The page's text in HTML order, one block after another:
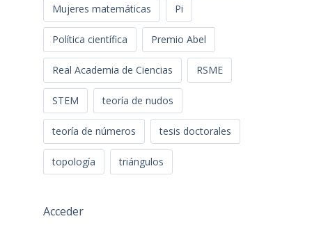
Mujeres matemáticas Pi
Política científica Premio Abel
Real Academia de Ciencias RSME
STEM teoría de nudos
teoría de números tesis doctorales
topología triángulos
Acceder